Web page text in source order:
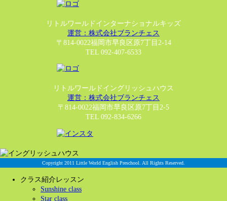
リトルワールドインターナショナルキッズ
運営：株式会社ブランチェス
〒814-0022福岡市早良区原7丁目2-14
TEL 092-407-6533
リトルワールドイングリッシュハウス
運営：株式会社ブランチェス
〒814-0022福岡市早良区原7丁目2-5
TEL 092-834-6266
Copyright 2011 Little World English Preschool. All Rights Reserved.
クラス紹介レッスン
Sunshine class
Star class